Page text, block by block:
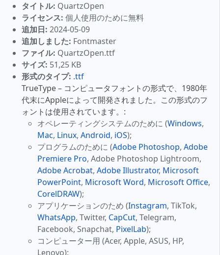
タイトル: QuartzOpen
ライセンス: 個人使用のために無料
追加日: 2024-05-09
追加しました: Fontmaster
ファイル: QuartzOpen.ttf
サイズ: 51,25 KB
形式のタイプ: .ttf
TrueType – コンピュータフォントの形式で、1980年
代末にAppleによって開発されました。この形式のフ
ォントは使用されています。:
オペレーティングシステムのために (Windows,
Mac, Linux, Android, iOS);
プログラムのために (Adobe Photoshop, Adobe
Premiere Pro, Adobe Photoshop Lightroom,
Adobe Acrobat, Adobe Illustrator, Microsoft
PowerPoint, Microsoft Word, Microsoft Office,
CorelDRAW);
アプリケーションのため (Instagram, TikTok,
WhatsApp, Twitter, CapCut, Telegram,
Facebook, Snapchat, PixelLab);
コンピューター用 (Acer, Apple, ASUS, HP,
Lenovo);